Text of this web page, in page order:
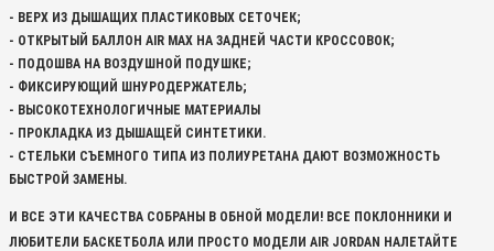
- ВЕРХ ИЗ ДЫШАЩИХ ПЛАСТИКОВЫХ СЕТОЧЕК;
- ОТКРЫТЫЙ БАЛЛОН AIR MAX НА ЗАДНЕЙ ЧАСТИ КРОССОВОК;
- ПОДОШВА НА ВОЗДУШНОЙ ПОДУШКЕ;
- ФИКСИРУЮЩИЙ ШНУРОДЕРЖАТЕЛЬ;
- ВЫСОКОТЕХНОЛОГИЧНЫЕ МАТЕРИАЛЫ
- ПРОКЛАДКА ИЗ ДЫШАЩЕЙ СИНТЕТИКИ.
- СТЕЛЬКИ СЪЕМНОГО ТИПА ИЗ ПОЛИУРЕТАНА ДАЮТ ВОЗМОЖНОСТЬ
БЫСТРОЙ ЗАМЕНЫ.
И ВСЕ ЭТИ КАЧЕСТВА СОБРАНЫ В ОБНОЙ МОДЕЛИ! ВСЕ ПОКЛОННИКИ И
ЛЮБИТЕЛИ БАСКЕТБОЛА ИЛИ ПРОСТО МОДЕЛИ AIR JORDAN НАЛЕТАЙТЕ